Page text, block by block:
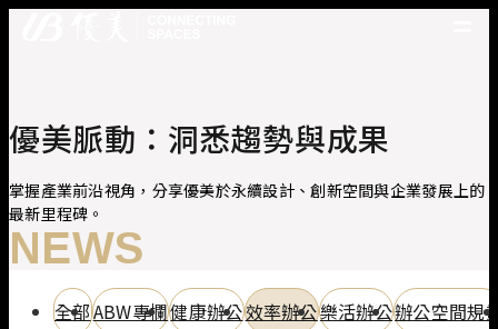
優美脈動
關於優美
優美服務
人才招募
聯絡我們
優美脈動：洞悉趨勢與成果
掌握產業前沿視角，分享優美於永續設計、創新空間與企業發展上的
最新里程碑。
NEWS
全部ABW專欄健康辦公效率辦公樂活辦公辦公空間規